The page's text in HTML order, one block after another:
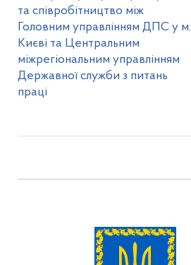
та співробітництво між
Головним управлінням ДПС у м.
Києві та Центральним
міжрегіональним управлінням
Державної служби з питань
праці